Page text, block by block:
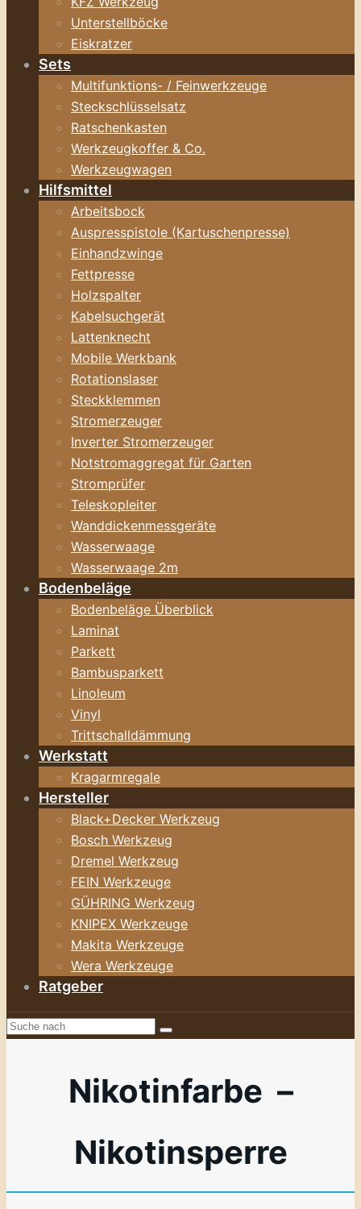
Unterstellböcke
Eiskratzer
Sets
Multifunktions- / Feinwerkzeuge
Steckschlüsselsatz
Ratschenkasten
Werkzeugkoffer & Co.
Werkzeugwagen
Hilfsmittel
Arbeitsbock
Auspresspistole (Kartuschenpresse)
Einhandzwinge
Fettpresse
Holzspalter
Kabelsuchgerät
Lattenknecht
Mobile Werkbank
Rotationslaser
Steckklemmen
Stromerzeuger
Inverter Stromerzeuger
Notstromaggregat für Garten
Stromprüfer
Teleskopleiter
Wanddickenmessgeräte
Wasserwaage
Wasserwaage 2m
Bodenbeläge
Bodenbeläge Überblick
Laminat
Parkett
Bambusparkett
Linoleum
Vinyl
Trittschalldämmung
Werkstatt
Kragarmregale
Hersteller
Black+Decker Werkzeug
Bosch Werkzeug
Dremel Werkzeug
FEIN Werkzeuge
GÜHRING Werkzeug
KNIPEX Werkzeuge
Makita Werkzeuge
Wera Werkzeuge
Ratgeber
Nikotinfarbe –
Nikotinsperre